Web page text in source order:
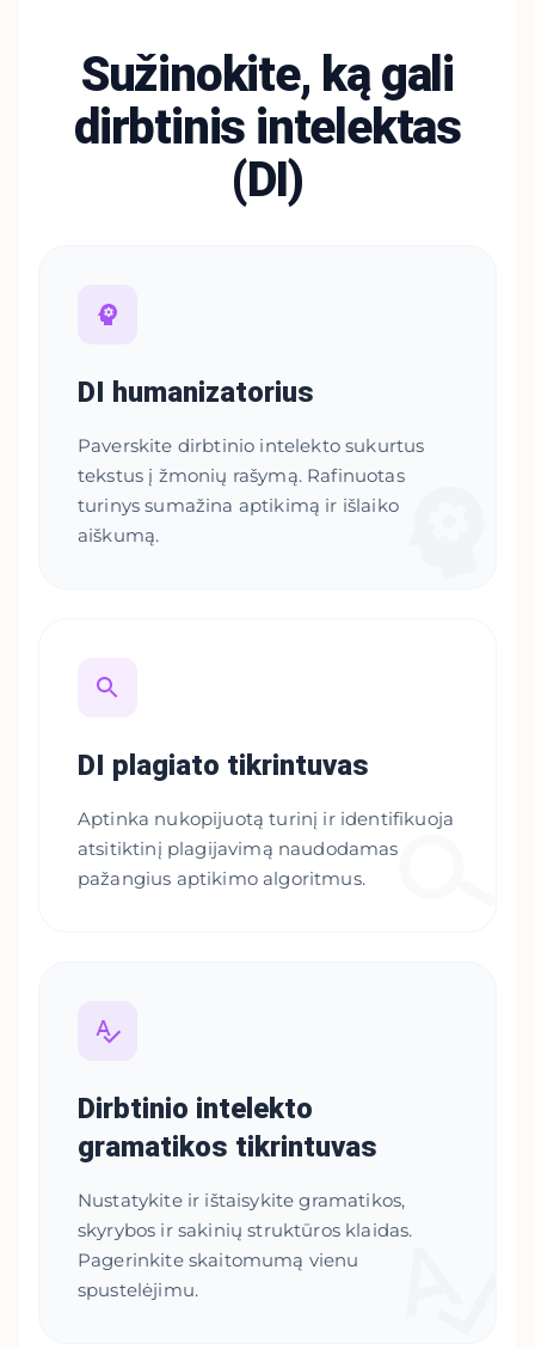
Sužinokite, ką gali
dirbtinis intelektas
(DI)
DI humanizatorius
Paverskite dirbtinio intelekto sukurtus
tekstus į žmonių rašymą. Rafinuotas
turinys sumažina aptikimą ir išlaiko
aiškumą.
DI plagiato tikrintuvas
Aptinka nukopijuotą turinį ir identifikuoja
atsitiktinį plagijavimą naudodamas
pažangius aptikimo algoritmus.
Dirbtinio intelekto
gramatikos tikrintuvas
Nustatykite ir ištaisykite gramatikos,
skyrybos ir sakinių struktūros klaidas.
Pagerinkite skaitomumą vienu
spustelėjimu.